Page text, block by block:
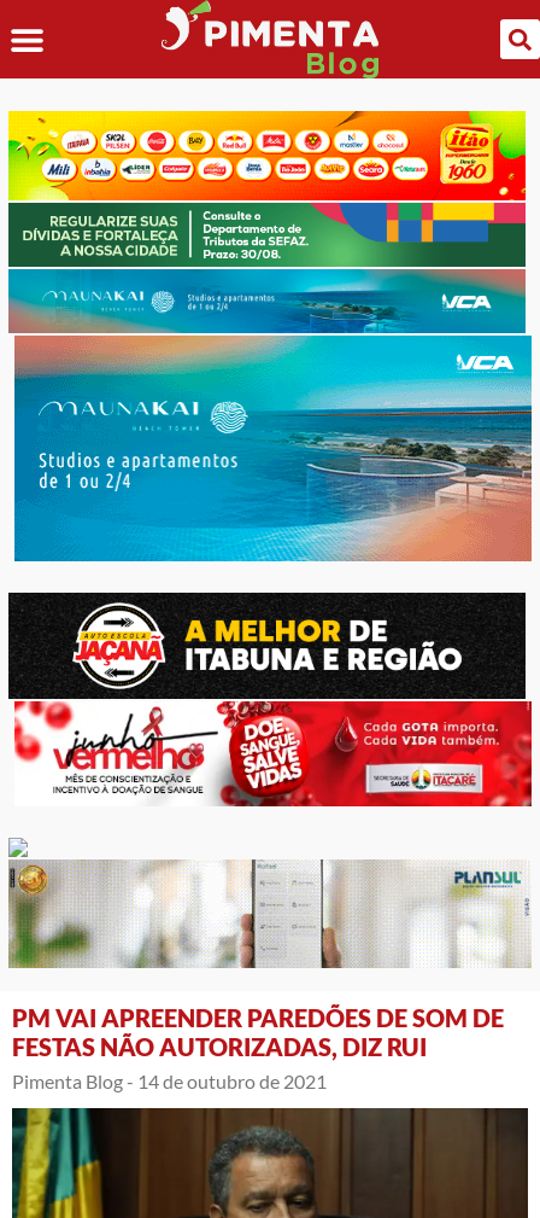
PM VAI APREENDER PAREDÕES DE SOM DE
FESTAS NÃO AUTORIZADAS, DIZ RUI
Pimenta Blog - 14 de outubro de 2021